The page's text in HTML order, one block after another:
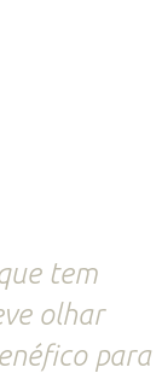
tem
olhar
para